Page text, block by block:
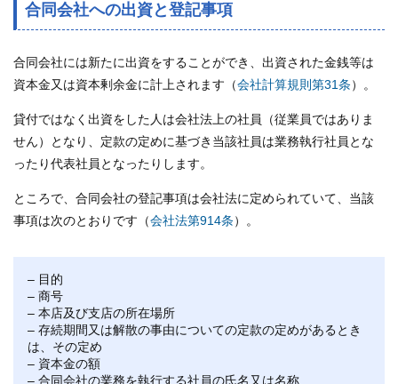
合同会社への出資と登記事項
合同会社には新たに出資をすることができ、出資された金銭等は
資本金又は資本剰余金に計上されます（会社計算規則第31条）。
貸付ではなく出資をした人は会社法上の社員（従業員ではありま
せん）となり、定款の定めに基づき当該社員は業務執行社員とな
ったり代表社員となったりします。
ところで、合同会社の登記事項は会社法に定められていて、当該
事項は次のとおりです（会社法第914条）。
– 目的
– 商号
– 本店及び支店の所在場所
– 存続期間又は解散の事由についての定款の定めがあるとき
は、その定め
– 資本金の額
– 合同会社の業務を執行する社員の氏名又は名称